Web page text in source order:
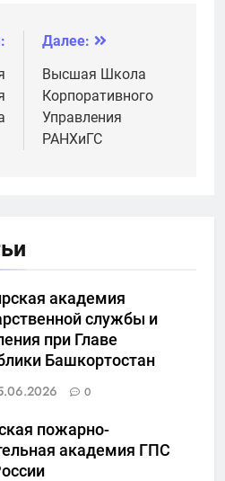
Далее:
Высшая Школа
Корпоративного
Управления
РАНХиГС
академия
службы и
при Главе
Башкортостан
0
пожарно-
академия ГПС